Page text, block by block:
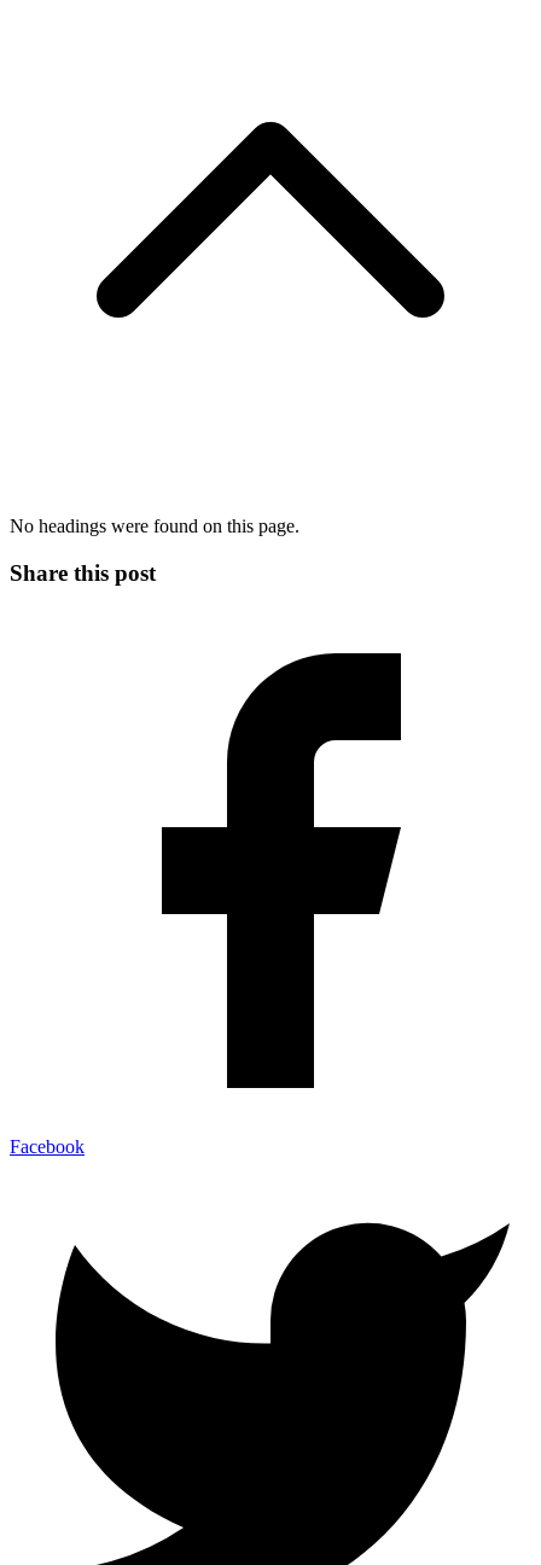
No headings were found on this page.
Share this post
Facebook